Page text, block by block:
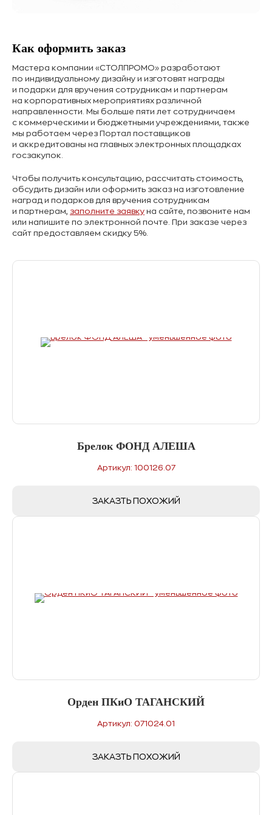
Как оформить заказ
Мастера компании «СТОЛПРОМО» разработают
по индивидуальному дизайну и изготовят награды
и подарки для вручения сотрудникам и партнерам
на корпоративных мероприятиях различной
направленности. Мы больше пяти лет сотрудничаем
с коммерческими и бюджетными учреждениями, также
мы работаем через Портал поставщиков
и аккредитованы на главных электронных площадках
госзакупок.
Чтобы получить консультацию, рассчитать стоимость,
обсудить дизайн или оформить заказ на изготовление
наград и подарков для вручения сотрудникам
и партнерам, заполните заявку на сайте, позвоните нам
или напишите по электронной почте. При заказе через
сайт предоставляем скидку 5%.
Брелок ФОНД АЛЕША
Артикул: 100126.07
ЗАКАЗТЬ ПОХОЖИЙ
Орден ПКиО ТАГАНСКИЙ
Артикул: 071024.01
ЗАКАЗТЬ ПОХОЖИЙ